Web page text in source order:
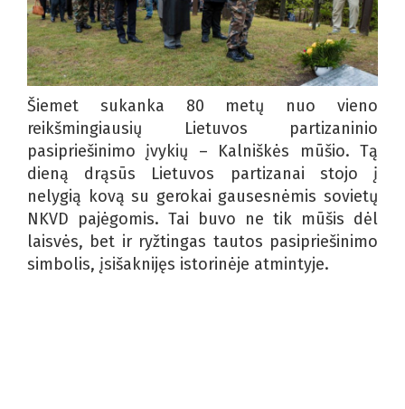
Šiemet sukanka 80 metų nuo vieno
reikšmingiausių Lietuvos partizaninio
pasipriešinimo įvykių – Kalniškės mūšio. Tą
dieną drąsūs Lietuvos partizanai stojo į
nelygią kovą su gerokai gausesnėmis sovietų
NKVD pajėgomis. Tai buvo ne tik mūšis dėl
laisvės, bet ir ryžtingas tautos pasipriešinimo
simbolis, įsišaknijęs istorinėje atmintyje.